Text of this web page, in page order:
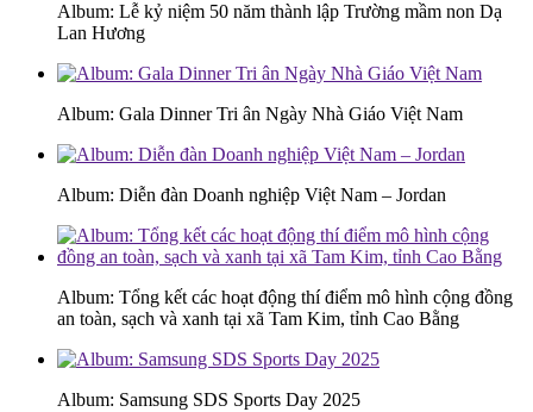
Album: Lễ kỷ niệm 50 năm thành lập Trường mầm non Dạ
Lan Hương
Album: Gala Dinner Tri ân Ngày Nhà Giáo Việt Nam
Album: Diễn đàn Doanh nghiệp Việt Nam – Jordan
Album: Tổng kết các hoạt động thí điểm mô hình cộng đồng
an toàn, sạch và xanh tại xã Tam Kim, tỉnh Cao Bằng
Album: Samsung SDS Sports Day 2025